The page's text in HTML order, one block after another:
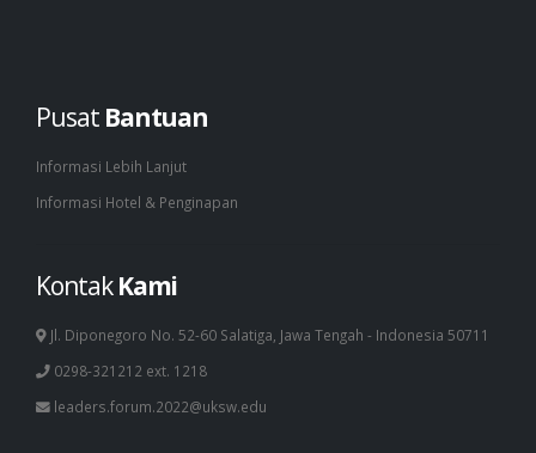
Pusat Bantuan
Informasi Lebih Lanjut
Informasi Hotel & Penginapan
KontakKami
Jl. Diponegoro No. 52-60 Salatiga, Jawa Tengah - Indonesia 50711
0298-321212 ext. 1218
leaders.forum.2022@uksw.edu